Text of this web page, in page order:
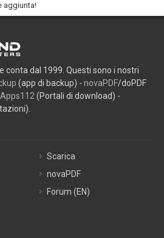
aggiunta!
conta dal 1999. Questi sono i nostri
(app di backup) - novaPDF/doPDF
Apps112 (Portali di download) -
Scarica
novaPDF
Forum (EN)